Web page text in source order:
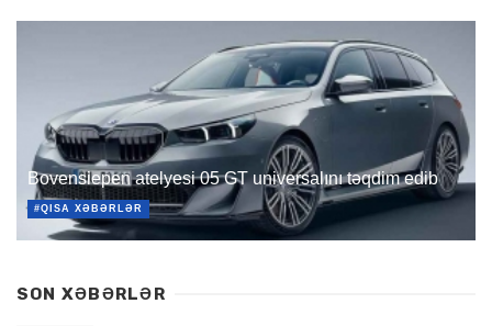
Bovensiepen atelyesi 05 GT universalını təqdim edib
#QISA XƏBƏRLƏR
SON XƏBƏRLƏR